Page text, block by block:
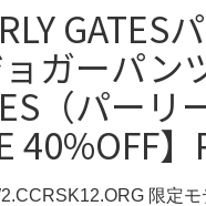
GATES
ガーパン
（パーリ
40%OFF】
限定モ